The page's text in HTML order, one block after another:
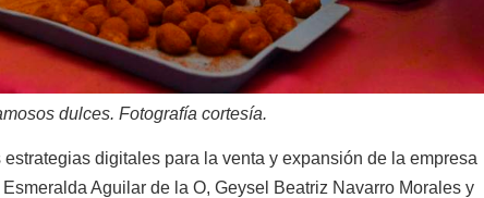
dulces. Fotografía cortesía.
digitales para la venta y expansión de la empresa
Aguilar de la O, Geysel Beatriz Navarro Morales y